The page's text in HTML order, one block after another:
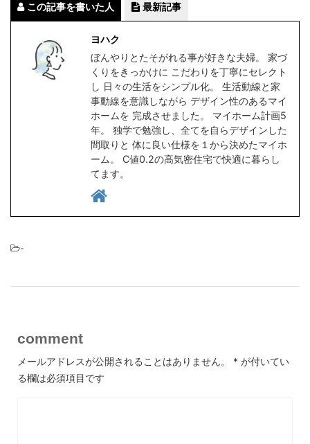
この記事を書いた人 最新記事
ヨハク
ぼんやりとたそがれる事が好きな夫婦。 家づ
くりをきっかけに こだわりを丁寧にセレクト
し 日々の生活をシンプル化。 生活動線と家
事動線を意識しながら デザイン性のあるマイ
ホームを 完成させました。 マイホーム計画5
年。 独学で勉強し、全てを自らデザインした
間取りと 体に良い仕様を１から決めたマイホ
ーム。 C値0.2の高気密住宅で快適に暮らし
てます。
-
comment
メールアドレスが公開されることはありません。 * が付いてい
る欄は必須項目です